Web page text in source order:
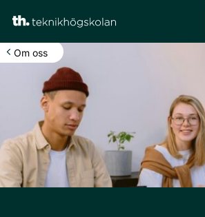
Main Navigation
Om oss